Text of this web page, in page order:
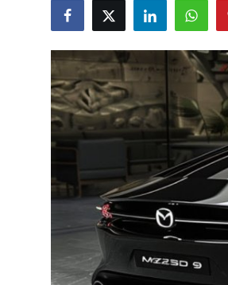
Bakım & Arıza Çözümleri
İkinci El & Ekspertiz
Muayene & Emisyon
Trafik Cezaları & Mevzuat
Sigorta & Kasko
Yakıt, LPG & Elektrikli